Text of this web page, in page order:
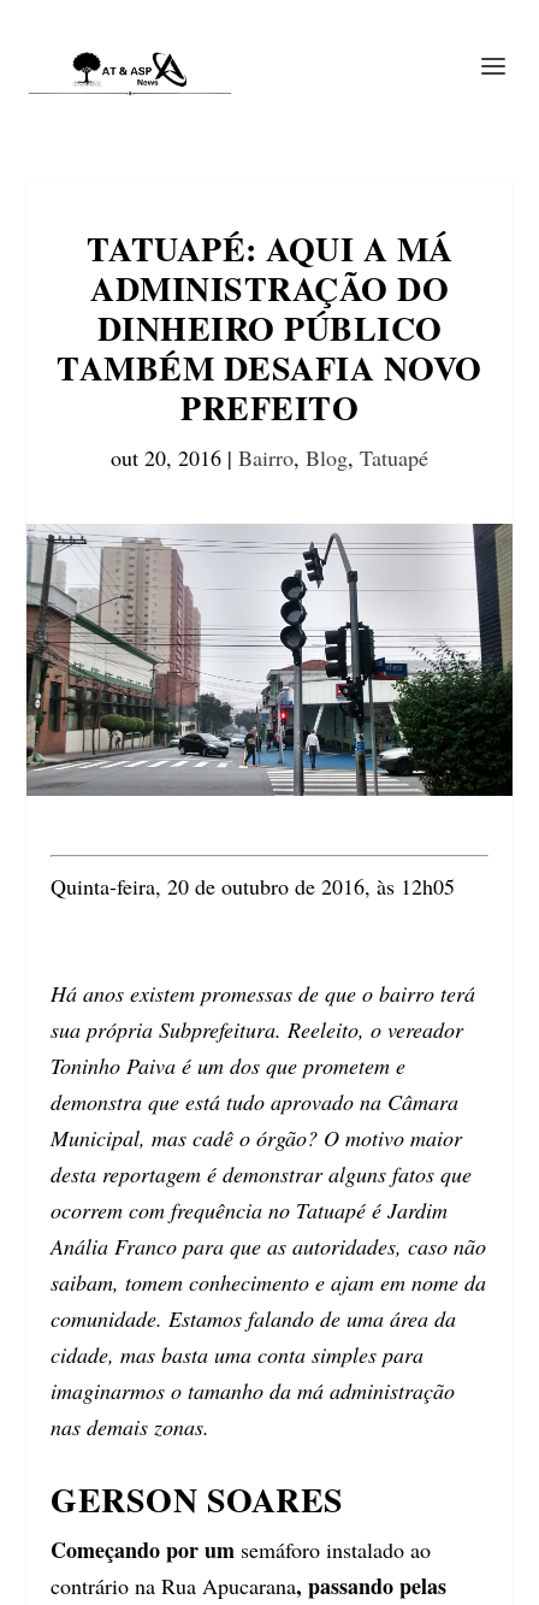
TATUAPÉ: AQUI A MÁ
ADMINISTRAÇÃO DO
DINHEIRO PÚBLICO
TAMBÉM DESAFIA NOVO
PREFEITO
out 20, 2016 | Bairro, Blog, Tatuapé
Quinta-feira, 20 de outubro de 2016, às 12h05
Há anos existem promessas de que o bairro terá
sua própria Subprefeitura. Reeleito, o vereador
Toninho Paiva é um dos que prometem e
demonstra que está tudo aprovado na Câmara
Municipal, mas cadê o órgão? O motivo maior
desta reportagem é demonstrar alguns fatos que
ocorrem com frequência no Tatuapé é Jardim
Anália Franco para que as autoridades, caso não
saibam, tomem conhecimento e ajam em nome da
comunidade. Estamos falando de uma área da
cidade, mas basta uma conta simples para
imaginarmos o tamanho da má administração
nas demais zonas.
GERSON SOARES
Começando por um semáforo instalado ao
contrário na Rua Apucarana, passando pelas